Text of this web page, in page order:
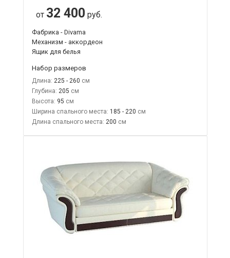
от 32 400 руб.
Фабрика - Divama
Механизм - аккордеон
Ящик для белья
Набор размеров
Длина: 225 - 260
Глубина: 205
Высота: 95
Ширина спального места: 185 - 220
Длина спального места: 200